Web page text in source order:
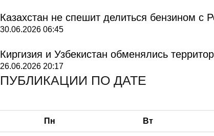
Казахстан не спешит делиться бензином с
30.06.2026 06:45
Киргизия и Узбекистан обменялись
26.06.2026 20:17
ПУБЛИКАЦИИ ПО ДАТЕ
Пн Вт